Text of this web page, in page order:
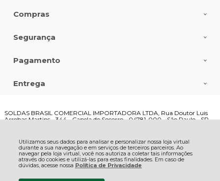
Utilizamos seus dados para analisar e personalizar nossa loja virtual
durante a sua navegação e em serviços de terceiros parceiros. Ao
navegar pela loja virtual, você nos autoriza a coletar tais informações
através do cookies e utilizá-las para estas finalidades. Em caso de
dúvidas, acesse nossa Política de Privacidade
Compras
Segurança
Pagamento
Entrega
SOLDAS BRASIL COMERCIAL IMPORTADORA LTDA, Rua Doutor Luis
Arrobas Martins - 344 - Capela do Socorro - 04781-000 - São Paulo - SP